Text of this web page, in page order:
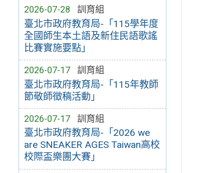
2026-07-28 訓育組
臺北市政府教育局-「115學年度
全國師生本土語及新住民語歌謠
比賽實施要點」
2026-07-17 訓育組
臺北市政府教育局-「115年教師
節敬師徵稿活動」
2026-07-17 訓育組
臺北市政府教育局-「2026 we
are SNEAKER AGES Taiwan高校
校際盃樂團大賽」